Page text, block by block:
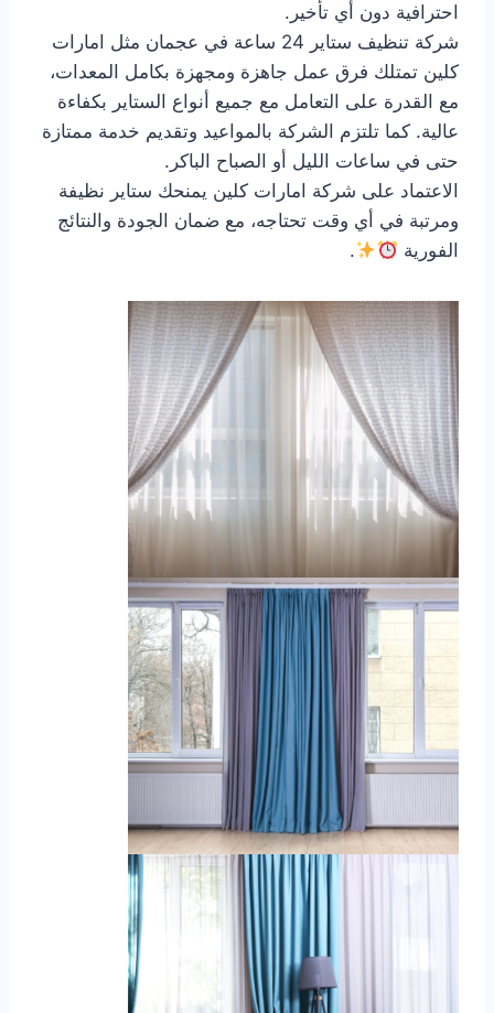
احترافية دون أي تأخير.
شركة تنظيف ستاير 24 ساعة في عجمان مثل امارات
كلين تمتلك فرق عمل جاهزة ومجهزة بكامل المعدات،
مع القدرة على التعامل مع جميع أنواع الستاير بكفاءة
عالية. كما تلتزم الشركة بالمواعيد وتقديم خدمة ممتازة
حتى في ساعات الليل أو الصباح الباكر.
الاعتماد على شركة امارات كلين يمنحك ستاير نظيفة
ومرتبة في أي وقت تحتاجه، مع ضمان الجودة والنتائج
الفورية
.